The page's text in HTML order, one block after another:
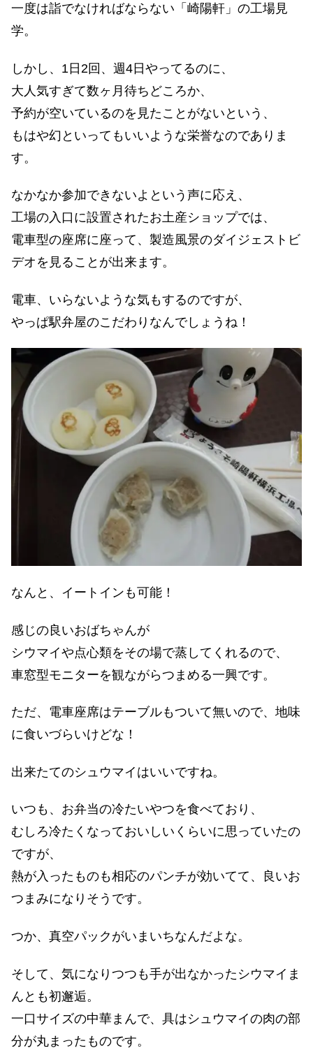
一度は詣でなければならない「崎陽軒」の工場見
学。
しかし、1日2回、週4日やってるのに、
大人気すぎて数ヶ月待ちどころか、
予約が空いているのを見たことがないという、
もはや幻といってもいいような栄誉なのでありま
す。
なかなか参加できないよという声に応え、
工場の入口に設置されたお土産ショップでは、
電車型の座席に座って、製造風景のダイジェストビ
デオを見ることが出来ます。
電車、いらないような気もするのですが、
やっぱ駅弁屋のこだわりなんでしょうね！
なんと、イートインも可能！
感じの良いおばちゃんが
シウマイや点心類をその場で蒸してくれるので、
車窓型モニターを観ながらつまめる一興です。
ただ、電車座席はテーブルもついて無いので、地味
に食いづらいけどな！
出来たてのシュウマイはいいですね。
いつも、お弁当の冷たいやつを食べており、
むしろ冷たくなっておいしいくらいに思っていたの
ですが、
熱が入ったものも相応のパンチが効いてて、良いお
つまみになりそうです。
つか、真空パックがいまいちなんだよな。
そして、気になりつつも手が出なかったシウマイま
んとも初邂逅。
一口サイズの中華まんで、具はシュウマイの肉の部
分が丸まったものです。